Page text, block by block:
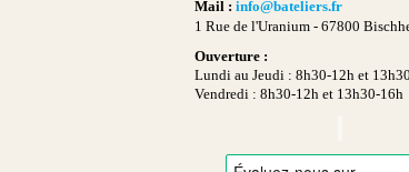
Mail : info@bateliers.fr
1 Rue de l'Uranium - 67800
Ouverture :
Lundi au Jeudi : 8h30-12h et
Vendredi : 8h30-12h et 13h30-16h